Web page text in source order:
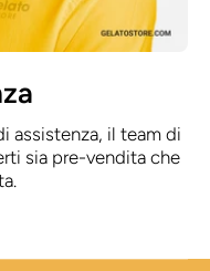
assistenza, il team di
sia pre-vendita che